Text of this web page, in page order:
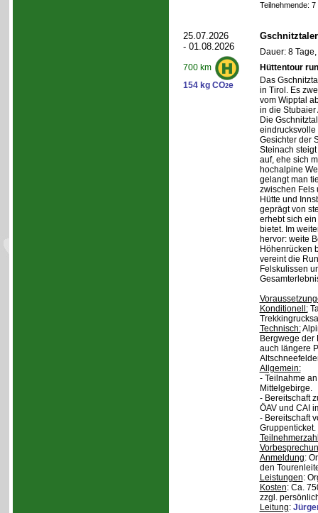
Teilnehmende:
25.07.2026
- 01.08.2026
700 km
154 kg CO2e
Dauer: 8
Hüttentour
Das
in Tirol. Es
vom Wipptal
in die Stubaier
Die
Gesichter der
Steinach
auf, ehe sich
hochalpine
gelangt man
zwischen Fels
Hütte und
geprägt von
erhebt sich
bietet. Im
hervor: weite
Höhenrücken
vereint die
Felskulissen
Konditionell:
Technisch:
Bergwege
auch längere
Allgemein:
- Teilnahme
Mittelgebirge.
- Bereitschaft
ÖAV und CAI
- Bereitschaft
Gruppenticket.
Anmeldung:
den
Leistungen:
Kosten: Ca.
zzgl.
Leitung: